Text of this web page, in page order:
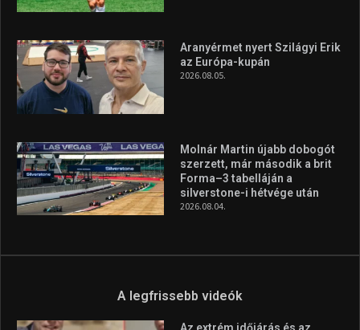
Aranyérmet nyert Szilágyi Erik
az Európa-kupán
2026.08.05.
Molnár Martin újabb dobogót
szerzett, már második a brit
Forma–3 tabelláján a
silverstone-i hétvége után
2026.08.04.
A legfrissebb videók
Az extrém időjárás és az